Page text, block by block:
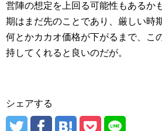
営陣の想定を上回る可能性もあるか
期はまだ先のことであり、厳しい時
何とかカカオ価格が下がるまで、こ
持してくれると良いのだが。
シェアする